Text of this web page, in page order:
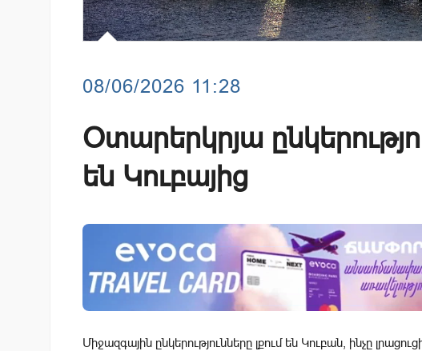
08/06/2026 11:28
Օտարերկրյա
են Կուբայից
Միջազգային ընկերությունները լքում են Կուբան, ինչը